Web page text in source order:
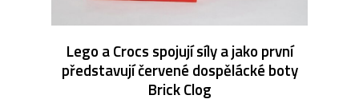
Lego a Crocs spojují síly a jako první
představují červené dospělácké boty
Brick Clog